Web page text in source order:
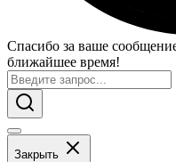
Спасибо за ваше
ближайшее время!
Закрыть